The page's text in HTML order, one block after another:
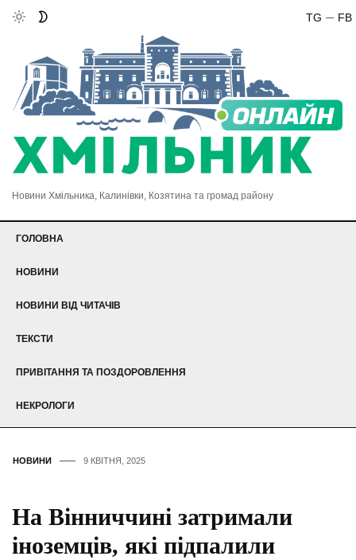
FB
TG
Новини Хмільника, Калинівки, Козятина та громад району
ГОЛОВНА
НОВИНИ
НОВИНИ ВІД ЧИТАЧІВ
ТЕКСТИ
ПРИВІТАННЯ ТА ПОЗДОРОВЛЕННЯ
НЕКРОЛОГИ
НОВИНИ 9 КВІТНЯ, 2025
На Вінниччині затримали
іноземців, які підпалили